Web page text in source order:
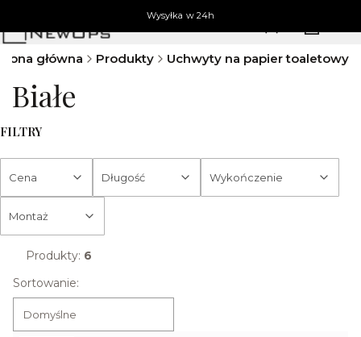
Wysyłka w 24h
główna Produkty Uchwyty na papier toaletowy
Białe
FILTRY
Cena Długość Wykończenie
Montaż
Koniec filtrów
Produkty: 6
Lista produktów
Sortowanie:
Domyślne